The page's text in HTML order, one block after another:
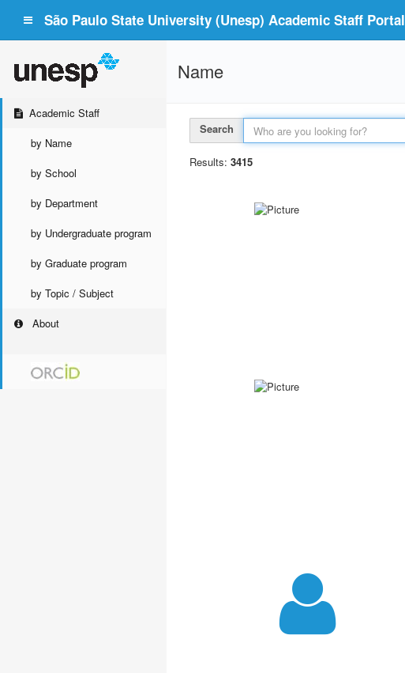
São Paulo State University (Unesp) Academic Staff Portal
Academic Staff
by Name
by School
by Department
by Undergraduate program
by Graduate program
by Topic / Subject
About
Name
Search
Results: 3415